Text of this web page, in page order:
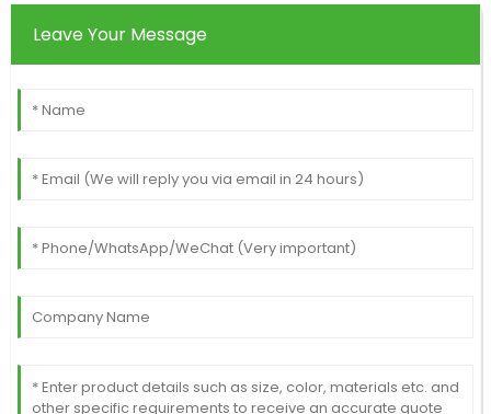
Leave Your Message